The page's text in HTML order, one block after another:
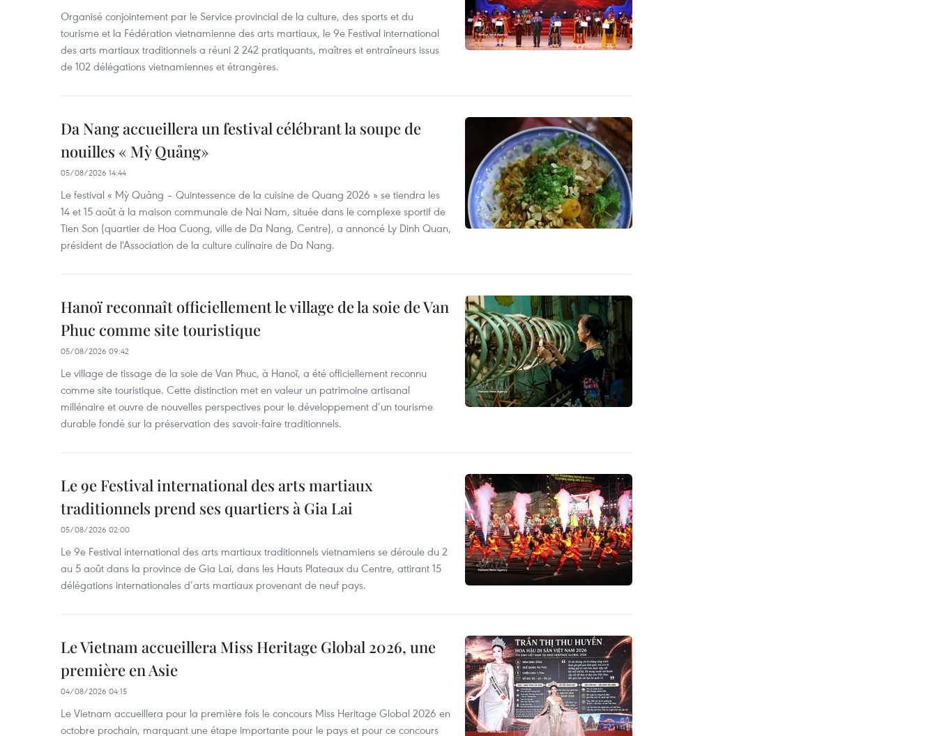
Organisé conjointement par le Service provincial de la culture, des sports et du
tourisme et la Fédération vietnamienne des arts martiaux, le 9e Festival international
des arts martiaux traditionnels a réuni 2 242 pratiquants, maîtres et entraîneurs issus
de 102 délégations vietnamiennes et étrangères.
Da Nang accueillera un festival célébrant la soupe de
nouilles « Mỳ Quảng»
05/08/2026 14:44
Le festival « Mỳ Quảng – Quintessence de la cuisine de Quang 2026 » se tiendra les
14 et 15 août à la maison communale de Nai Nam, située dans le complexe sportif de
Tien Son (quartier de Hoa Cuong, ville de Da Nang, Centre), a annoncé Ly Dinh Quan,
président de l'Association de la culture culinaire de Da Nang.
Hanoï reconnaît officiellement le village de la soie de Van
Phuc comme site touristique
05/08/2026 09:42
Le village de tissage de la soie de Van Phuc, à Hanoï, a été officiellement reconnu
comme site touristique. Cette distinction met en valeur un patrimoine artisanal
millénaire et ouvre de nouvelles perspectives pour le développement d’un tourisme
durable fondé sur la préservation des savoir-faire traditionnels.
Le 9e Festival international des arts martiaux
traditionnels prend ses quartiers à Gia Lai
05/08/2026 02:00
Le 9e Festival international des arts martiaux traditionnels vietnamiens se déroule du 2
au 5 août dans la province de Gia Lai, dans les Hauts Plateaux du Centre, attirant 15
délégations internationales d’arts martiaux provenant de neuf pays.
Le Vietnam accueillera Miss Heritage Global 2026, une
première en Asie
04/08/2026 04:15
Le Vietnam accueillera pour la première fois le concours Miss Heritage Global 2026 en
octobre prochain, marquant une étape importante pour le pays et pour ce concours